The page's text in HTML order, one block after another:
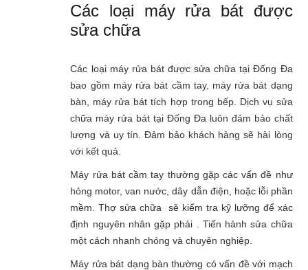
Các loại máy rửa bát được
sửa chữa
Các loại máy rửa bát được sửa chữa tại Đống Đa
bao gồm máy rửa bát cầm tay, máy rửa bát dạng
bàn, máy rửa bát tích hợp trong bếp. Dịch vụ sửa
chữa máy rửa bát tại Đống Đa luôn đảm bảo chất
lượng và uy tín. Đảm bảo khách hàng sẽ hài lòng
với kết quả.
Máy rửa bát cầm tay thường gặp các vấn đề như
hỏng motor, van nước, dây dẫn điện, hoặc lỗi phần
mềm. Thợ sửa chữa sẽ kiểm tra kỹ lưỡng để xác
định nguyên nhân gặp phải . Tiến hành sửa chữa
một cách nhanh chóng và chuyên nghiệp.
Máy rửa bát dạng bàn thường có vấn đề với mạch